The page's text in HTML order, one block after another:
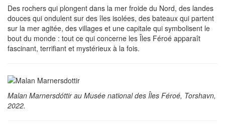
Des rochers qui plongent dans la mer froide du Nord, des landes
douces qui ondulent sur des îles isolées, des bateaux qui partent
sur la mer agitée, des villages et une capitale qui symbolisent le
bout du monde : tout ce qui concerne les Îles Féroé apparaît
fascinant, terrifiant et mystérieux à la fois.
Malan Marnersdóttir au Musée national des Îles Féroé, Torshavn,
2022.